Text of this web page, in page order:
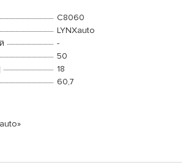
C8060
LYNXauto
-
50
18
60,7